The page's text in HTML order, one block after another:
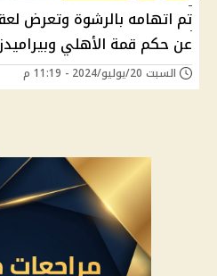
تم اتهامه بالرشوة وتعرض
عن حكم قمة الأهلي
السبت 20/يوليو/2024 - 11:19 م